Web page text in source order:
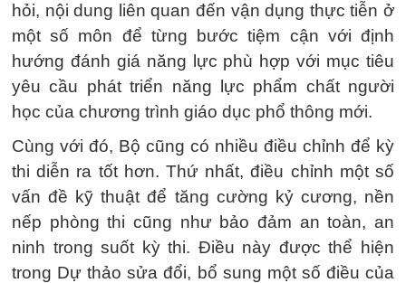
hỏi, nội dung liên quan đến vận dụng thực tiễn ở
một số môn để từng bước tiệm cận với định
hướng đánh giá năng lực phù hợp với mục tiêu
yêu cầu phát triển năng lực phẩm chất người
học của chương trình giáo dục phổ thông mới.
Cùng với đó, Bộ cũng có nhiều điều chỉnh để kỳ
thi diễn ra tốt hơn. Thứ nhất, điều chỉnh một số
vấn đề kỹ thuật để tăng cường kỷ cương, nền
nếp phòng thi cũng như bảo đảm an toàn, an
ninh trong suốt kỳ thi. Điều này được thể hiện
trong Dự thảo sửa đổi, bổ sung một số điều của